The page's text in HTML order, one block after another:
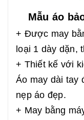
Mẫu áo
+ Được may
loại 1 dày dặn,
+ Thiết kế với
Áo may dài tay
nẹp áo đẹp.
+ May bằng